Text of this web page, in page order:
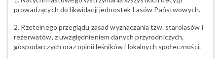
prowadzących do likwidacji jednostek Lasów Państwowych.
2. Rzetelnego przeglądu zasad wyznaczania tzw. starolasów i
rezerwatów, z uwzględnieniem danych przyrodniczych,
gospodarczych oraz opinii leśników i lokalnych społeczności.